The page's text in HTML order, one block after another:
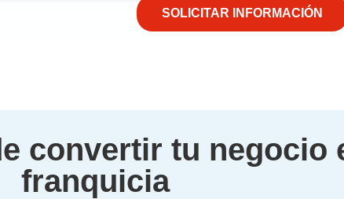
SOLICITAR INFORMACIÓN
convertir tu negocio
franquicia